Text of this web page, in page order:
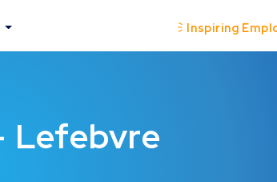
Inspiring
Lefebvre